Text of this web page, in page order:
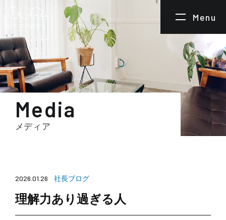
Menu
Media
メディア
2026.01.26 社長ブログ
理解力あり過ぎる人